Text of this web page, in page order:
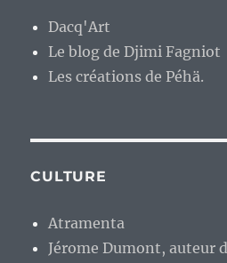
Dacq'Art
Le blog de Djimi Fagniot
Les créations de Péhä.
CULTURE
Atramenta
Jérome Dumont, auteur